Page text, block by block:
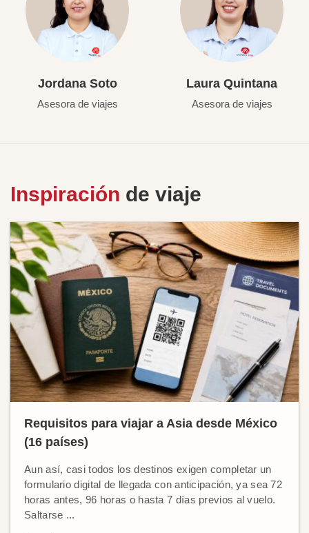
Jordana Soto
Asesora de viajes
Laura Quintana
Asesora de viajes
Inspiración de viaje
Requisitos para viajar a Asia desde México
(16 países)
Aun así, casi todos los destinos exigen completar un
formulario digital de llegada con anticipación, ya sea 72
horas antes, 96 horas o hasta 7 días previos al vuelo.
Saltarse ...